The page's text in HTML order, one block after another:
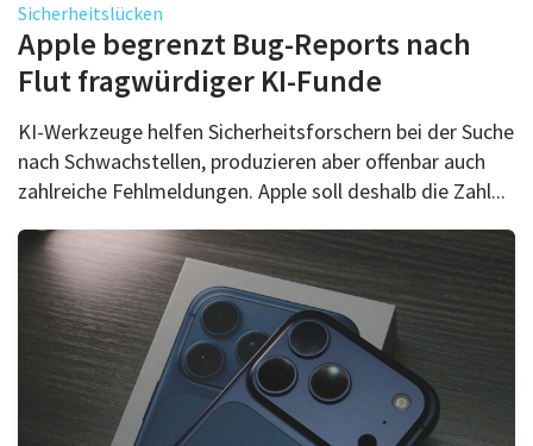
Sicherheitslücken
Apple begrenzt Bug-Reports nach
Flut fragwürdiger KI-Funde
KI-Werkzeuge helfen Sicherheitsforschern bei der Suche
nach Schwachstellen, produzieren aber offenbar auch
zahlreiche Fehlmeldungen. Apple soll deshalb die Zahl...